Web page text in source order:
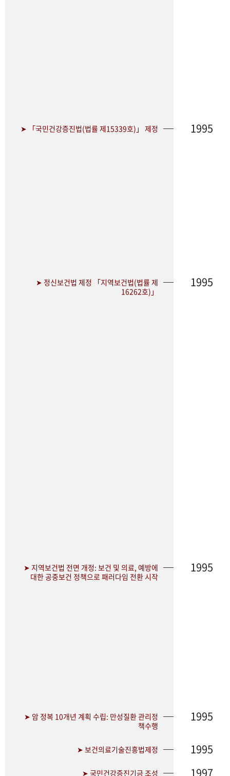
➤ 「국민건강증진법(법률 제15339호)」 제정 1995
➤ 정신보건법 제정 「지역보건법(법률 제
16262호)」
1995
➤ 지역보건법 전면 개정: 보건 및 의료, 예방에
대한 공중보건 정책으로 패러다임 전환 시작
1995
➤ 암 정복 10개년 계획 수립: 만성질환 관리정
책수행
1995
➤ 보건의료기술진흥법제정 1995
➤ 국민건강증진기금 조성 1997